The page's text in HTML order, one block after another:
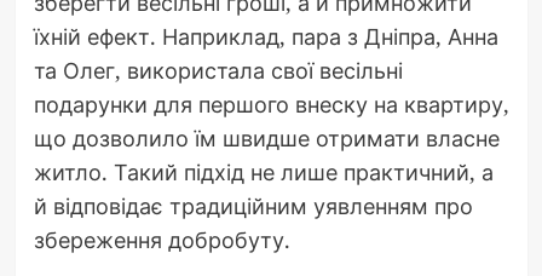
їхній ефект. Наприклад, пара з Дніпра, Анна
та Олег, використала свої весільні
подарунки для першого внеску на квартиру,
що дозволило їм швидше отримати власне
житло. Такий підхід не лише практичний, а
й відповідає традиційним уявленням про
збереження добробуту.